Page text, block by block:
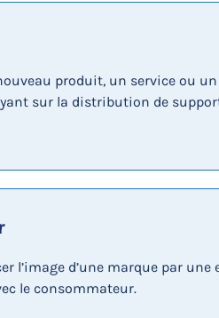
produit, un service ou
sur la distribution de
l’image d’une marque par
le consommateur.